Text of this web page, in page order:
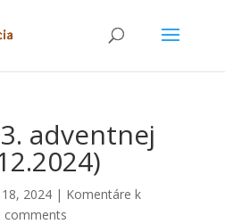
adventnej
2024| Komentáre k
comments